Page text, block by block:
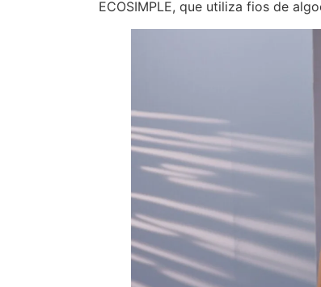
ECOSIMPLE, que utiliza fios de